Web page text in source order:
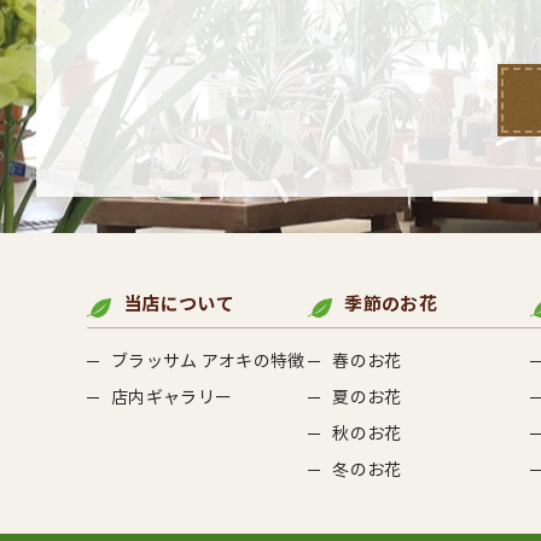
当店について
ブラッサム アオキの特徴
店内ギャラリー
季節のお花
春のお花
夏のお花
秋のお花
冬のお花